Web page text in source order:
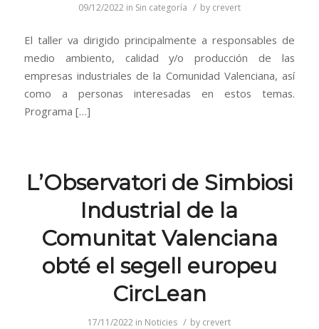
09/12/2022 in Sin categoría / by crevert
El taller va dirigido principalmente a responsables de
medio ambiento, calidad y/o producción de las
empresas industriales de la Comunidad Valenciana, así
como a personas interesadas en estos temas.
Programa […]
L’Observatori de Simbiosi
Industrial de la
Comunitat Valenciana
obté el segell europeu
CircLean
17/11/2022 in Noticies / by crevert